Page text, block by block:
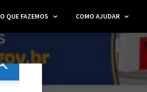
O QUE FAZEMOS COMO AJUDAR